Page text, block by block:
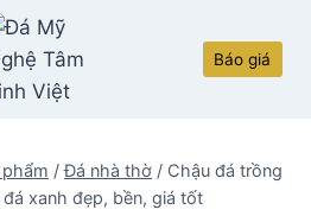
Báo giá
phẩm / Đá nhà thờ / Chậu đá trồng
xanh đẹp, bền, giá tốt